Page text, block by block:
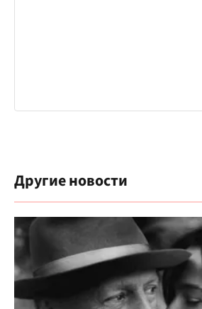
Другие новости